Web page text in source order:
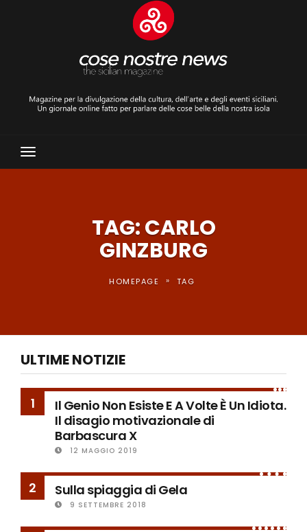
Toggle
Navigation
TAG: CARLO
GINZBURG
HOMEPAGE » TAG
ULTIME NOTIZIE
1
Il Genio Non Esiste E A Volte È Un Idiota.
Il disagio motivazionale di
Barbascura X
12 MAGGIO 2019
2 Sulla spiaggia di Gela
9 SETTEMBRE 2018